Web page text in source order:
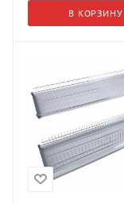
В КОРЗИНУ